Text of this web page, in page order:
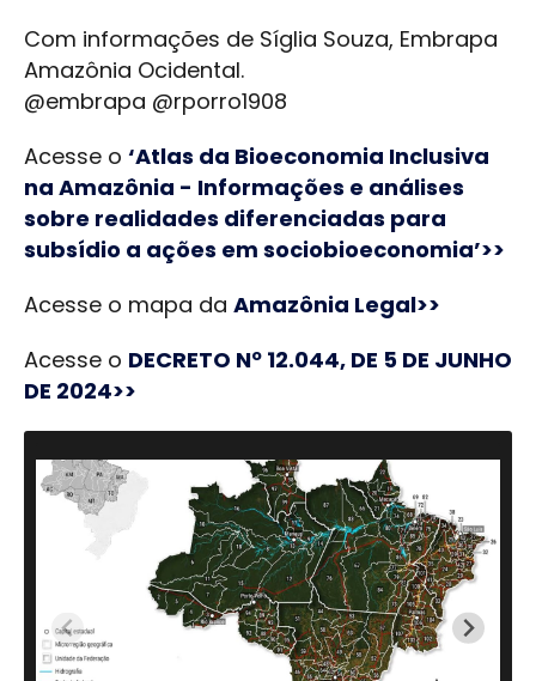
Com informações de Síglia Souza, Embrapa
Amazônia Ocidental.
@embrapa @rporro1908
Acesse o ‘Atlas da Bioeconomia Inclusiva
na Amazônia - Informações e análises
sobre realidades diferenciadas para
subsídio a ações em sociobioeconomia’>>
Acesse o mapa da Amazônia Legal>>
Acesse o DECRETO Nº 12.044, DE 5 DE JUNHO
DE 2024>>